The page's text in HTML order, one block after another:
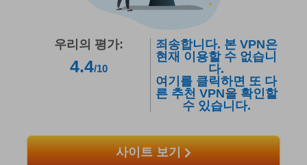
우리의 평가:
4.4/10
죄송합니다. 본 VPN은
현재 이용할 수 없습니
다.
여기를 클릭하면 또 다
른 추천 VPN을 확인할
수 있습니다.
사이트 보기